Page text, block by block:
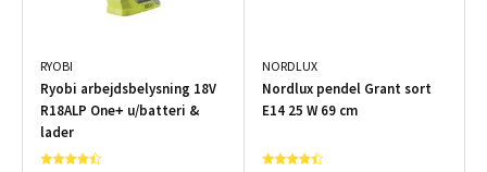
RYOBI
Ryobi arbejdsbelysning 18V
R18ALP One+ u/batteri &
lader
NORDLUX
Nordlux pendel Grant sort
E14 25 W 69 cm